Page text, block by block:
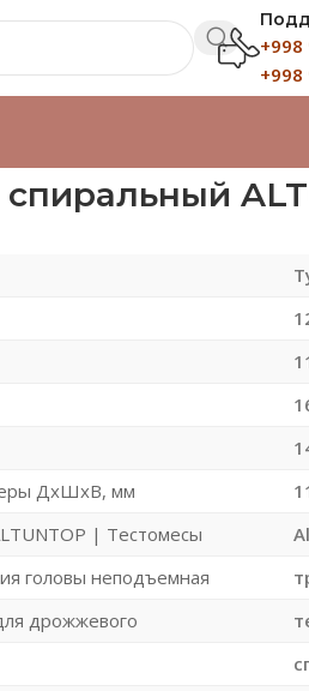
+998
+998
ДхШхВ, мм
| Тестомесы
головы неподъемная
дрожжевого